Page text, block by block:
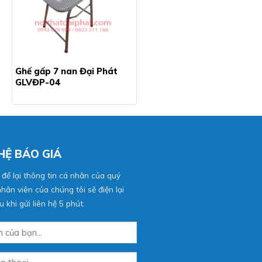
Ghế gấp 7 nan Đại Phát
GLVĐP-04
BÁO GIÁ
để lại thông tin cá nhân của quý
viên của chúng tôi sẽ điện lại
khi gửi liên hệ 5 phút.